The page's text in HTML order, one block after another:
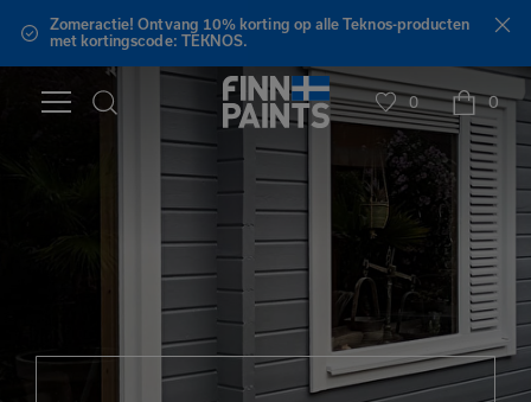
Zomeractie! Ontvang 10% korting op alle Teknos-producten
met kortingscode: TEKNOS.
0 0